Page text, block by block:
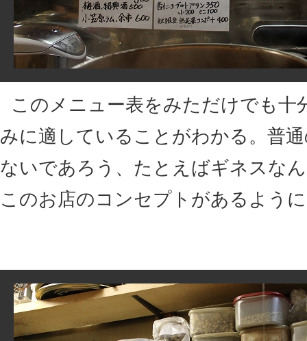
このメニュー表をみただけでも十
みに適していることがわかる。普
ないであろう、たとえばギネスな
このお店のコンセプトがあるよう